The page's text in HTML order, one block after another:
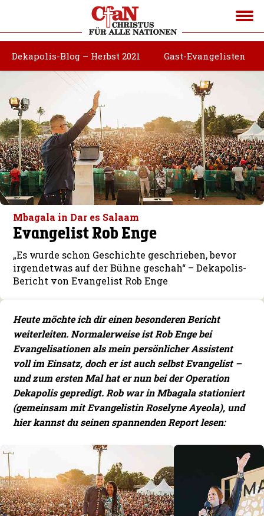
Dekapolis-Blog – Herbst 2021 Gast-Evangelisten
Mbagala in Dar es Salaam
Evangelist Rob Enge
„Es wurde schon Geschichte geschrieben, bevor
irgendetwas auf der Bühne geschah“ – Dekapolis-
Bericht von Evangelist Rob Enge
Heute möchte ich dir einen besonderen Bericht
weiterleiten. Normalerweise ist Rob Enge bei
Evangelisationen als mein persönlicher Assistent
voll im Einsatz, doch er ist auch selbst Evangelist –
und zum ersten Mal hat er nun bei der Operation
Dekapolis gepredigt. Rob war in Mbagala stationiert
(gemeinsam mit Evangelistin Roselyne Ayeola), und
hier kannst du seinen spannenden Report lesen: